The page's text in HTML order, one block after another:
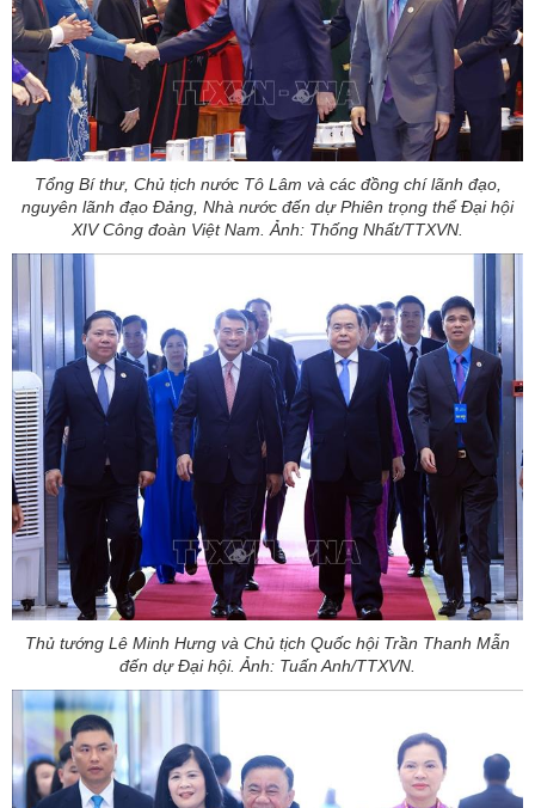
Tổng Bí thư, Chủ tịch nước Tô Lâm và các đồng chí lãnh đạo,
nguyên lãnh đạo Đảng, Nhà nước đến dự Phiên trọng thể Đại hội
XIV Công đoàn Việt Nam. Ảnh: Thống Nhất/TTXVN.
Thủ tướng Lê Minh Hưng và Chủ tịch Quốc hội Trần Thanh Mẫn
đến dự Đại hội. Ảnh: Tuấn Anh/TTXVN.